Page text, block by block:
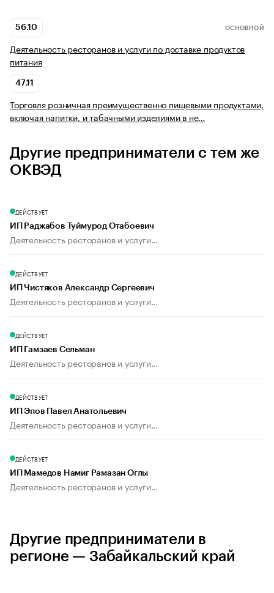
56.10 ОСНОВНОЙ
Деятельность ресторанов и услуги по доставке продуктов
питания
47.11
Торговля розничная преимущественно пищевыми продуктами,
включая напитки, и табачными изделиями в не…
Другие предприниматели с тем же
ОКВЭД
ДЕЙСТВУЕТ
ИП Раджабов Туймурод Отабоевич
Деятельность ресторанов и услуги...
ДЕЙСТВУЕТ
ИП Чистяков Александр Сергеевич
Деятельность ресторанов и услуги...
ДЕЙСТВУЕТ
ИП Гамзаев Сельман
Деятельность ресторанов и услуги...
ДЕЙСТВУЕТ
ИП Эпов Павел Анатольевич
Деятельность ресторанов и услуги...
ДЕЙСТВУЕТ
ИП Мамедов Намиг Рамазан Оглы
Деятельность ресторанов и услуги...
Другие предприниматели в
регионе — Забайкальский край